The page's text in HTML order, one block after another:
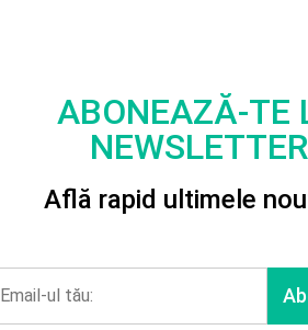
Valiza plastic 1PS L
Valize
ABONEAZĂ-TE
NEWSLETTER
Află rapid ultimele